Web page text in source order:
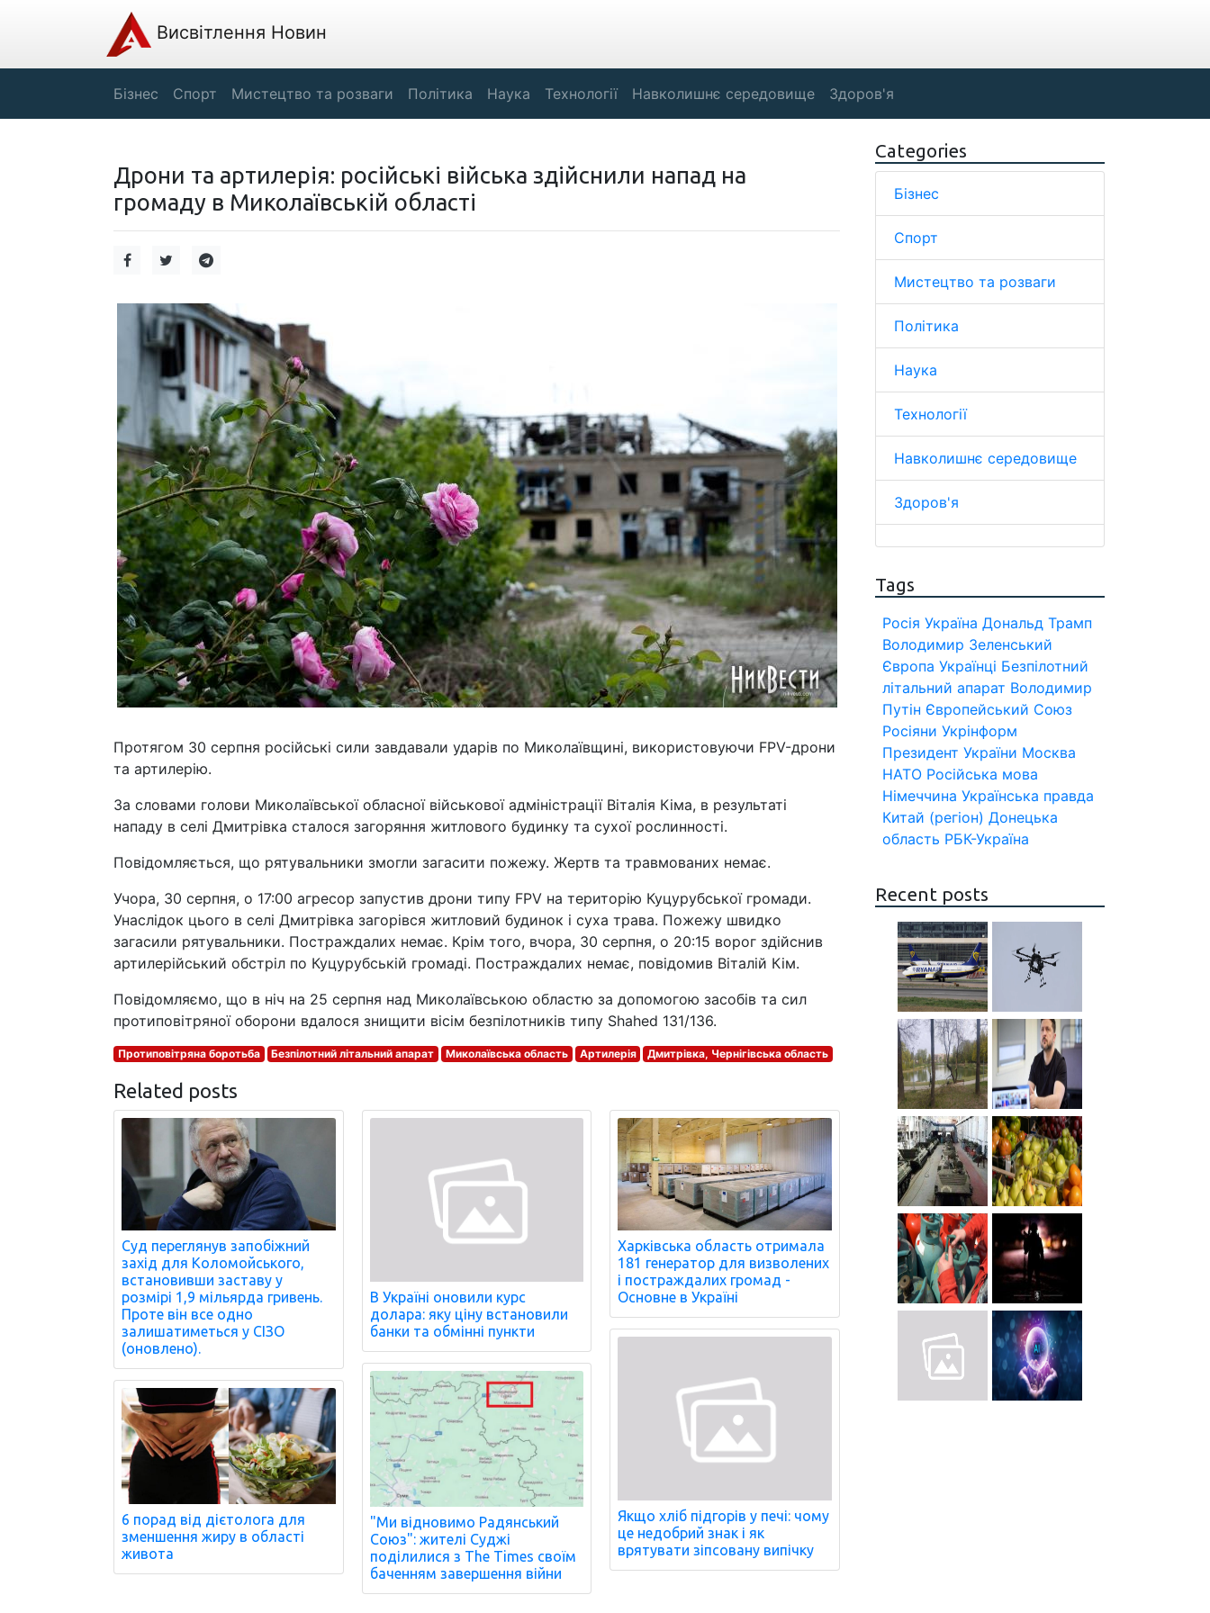
Висвітлення Новин
Бізнес Спорт Мистецтво та розваги Політика Наука Технології Навколишнє середовище Здоров'я
Дрони та артилерія: російські війська здійснили напад на
громаду в Миколаївській області
Протягом 30 серпня російські сили завдавали ударів по Миколаївщині, використовуючи FPV-дрони
та артилерію.
За словами голови Миколаївської обласної військової адміністрації Віталія Кіма, в результаті
нападу в селі Дмитрівка сталося загоряння житлового будинку та сухої рослинності.
Повідомляється, що рятувальники змогли загасити пожежу. Жертв та травмованих немає.
Учора, 30 серпня, о 17:00 агресор запустив дрони типу FPV на територію Куцурубської громади.
Унаслідок цього в селі Дмитрівка загорівся житловий будинок і суха трава. Пожежу швидко
загасили рятувальники. Постраждалих немає. Крім того, вчора, 30 серпня, о 20:15 ворог здійснив
артилерійський обстріл по Куцурубській громаді. Постраждалих немає, повідомив Віталій Кім.
Повідомляємо, що в ніч на 25 серпня над Миколаївською областю за допомогою засобів та сил
протиповітряної оборони вдалося знищити вісім безпілотників типу Shahed 131/136.
Протиповітряна боротьба Безпілотний літальний апарат Миколаївська область Артилерія Дмитрівка, Чернігівська область
Related posts
Суд переглянув запобіжний
захід для Коломойського,
встановивши заставу у
розмірі 1,9 мільярда гривень.
Проте він все одно
залишатиметься у СІЗО
(оновлено).
6 порад від дієтолога для
зменшення жиру в області
живота
В Україні оновили курс
долара: яку ціну встановили
банки та обмінні пункти
"Ми відновимо Радянський
Союз": жителі Суджі
поділилися з The Times своїм
баченням завершення війни
Харківська область отримала
181 генератор для визволених
і постраждалих громад -
Основне в Україні
Якщо хліб підгорів у печі: чому
це недобрий знак і як
врятувати зіпсовану випічку
Categories
Бізнес
Спорт
Мистецтво та розваги
Політика
Наука
Технології
Навколишнє середовище
Здоров'я
Tags
Росія Україна Дональд Трамп
Володимир Зеленський
Європа Українці Безпілотний
літальний апарат Володимир
Путін Європейський Союз
Росіяни Укрінформ
Президент України Москва
НАТО Російська мова
Німеччина Українська правда
Китай (регіон) Донецька
область РБК-Україна
Recent posts